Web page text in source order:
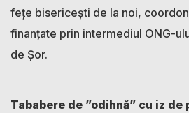
fețe bisericești de la noi,
finanțate prin intermediul ONG-
de Șor.
Tababere de ”odihnă” cu iz de